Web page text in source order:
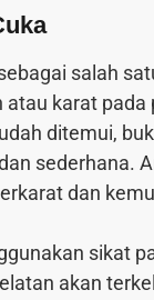
salah
karat
ditemui,
sederhana.
dan
sikat
akan